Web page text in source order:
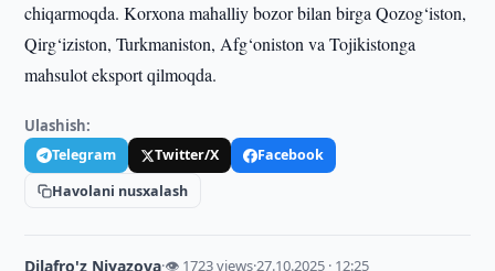
chiqarmoqda. Korxona mahalliy bozor bilan birga Qozog‘iston,
Qirg‘iziston, Turkmaniston, Afg‘oniston va Tojikistonga
mahsulot eksport qilmoqda.
Ulashish:
Telegram Twitter/X
Facebook
Havolani nusxalash
Dilafro'z Niyazova·👁 1723 views·27.10.2025 · 12:25